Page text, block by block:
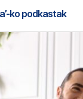
ko podkastak